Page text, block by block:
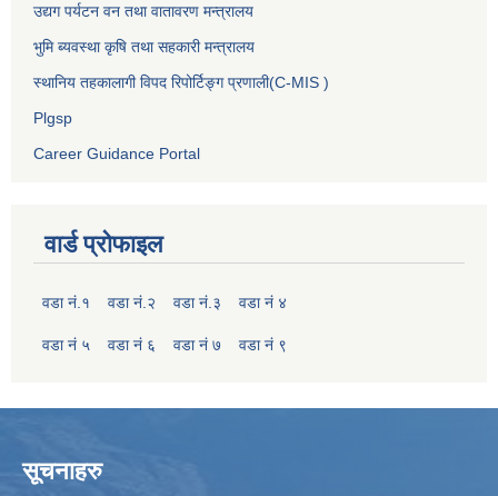
उद्यग पर्यटन वन तथा वातावरण मन्त्रालय
भुमि ब्यवस्था कृषि तथा सहकारी मन्त्रालय
स्थानिय तहकालागी विपद रिपोर्टिङ्ग प्रणाली(C-MIS )
Plgsp
Career Guidance Portal
वार्ड प्रोफाइल
वडा नं.१ वडा नं.२ वडा नं.३ वडा नं ४
वडा नं ५ वडा नं ६ वडा नं ७ वडा नं ९
सूचनाहरु